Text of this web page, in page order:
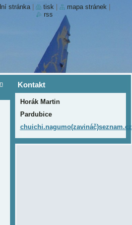
Kontakt
Horák Martin
Pardubice
chuichi.nagumo(zavináč)seznam.cz
stránka tisk mapa stránek
rss